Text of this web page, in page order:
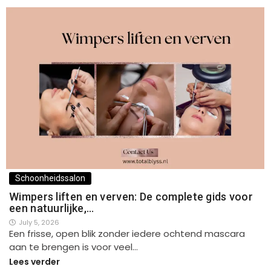
Schoonheidssalon
Wimpers liften en verven: De complete gids voor
een natuurlijke,…
July 5, 2026
Een frisse, open blik zonder iedere ochtend mascara
aan te brengen is voor veel…
Lees verder